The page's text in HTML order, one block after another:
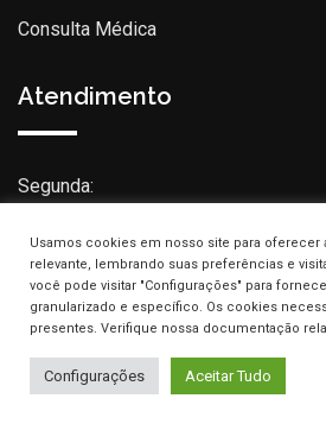
Consulta Médica
Atendimento
Segunda:
Quarta:
Quinta:
Sábado:
Usamos cookies em nosso site para oferecer
relevante, lembrando suas preferências e
você pode visitar "Configurações" para
granularizado e específico. Os cookies
presentes. Verifique nossa documentação
Configurações Aceitar Tudo